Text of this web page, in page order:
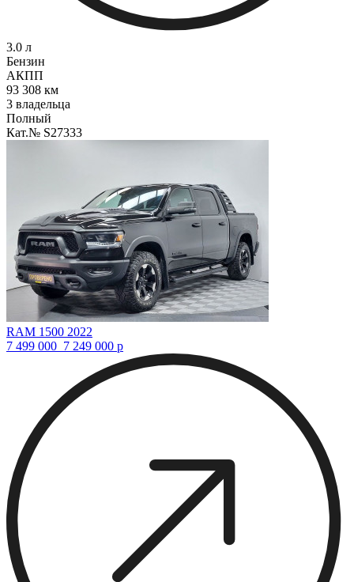
3.0 л
Бензин
АКПП
93 308 км
3 владельца
Полный
Кат.№ S27333
RAM 1500 2022
7 499 000 7 249 000 р